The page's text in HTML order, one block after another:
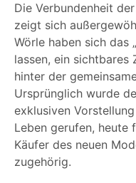
Die Verbundenheit
zeigt sich
Wörle haben sich das
lassen, ein sichtbares
hinter der
Ursprünglich wurde
exklusiven
Leben gerufen, heute
Käufer des neuen
zugehörig.